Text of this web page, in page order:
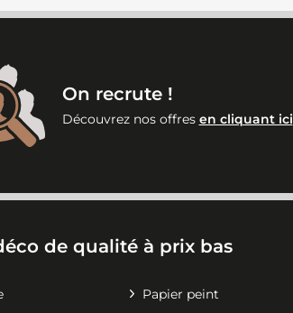
On recrute !
Découvrez nos offres en cliquant ici
de qualité à prix bas
Papier peint